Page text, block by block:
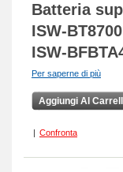
Batteria
ISW-
ISW-
Per saperne di più
Aggiungi Al
| Confronta